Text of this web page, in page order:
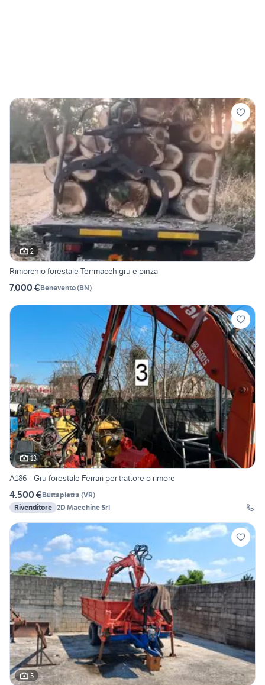
2
Rimorchio forestale Terrmacch gru e pinza
7.000 €Benevento(BN)
13
A186 - Gru forestale Ferrari per trattore o rimorc
4.500 €Buttapietra (VR)
Rivenditore 2D Macchine Srl
5